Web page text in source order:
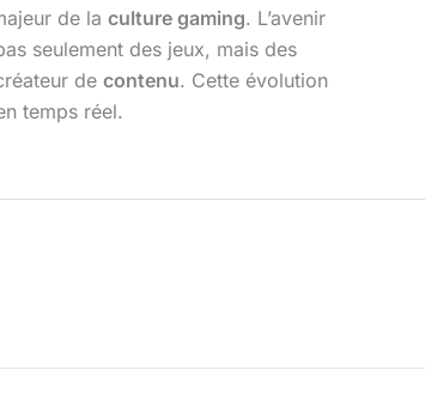
de la culture gaming. L’avenir
seulement des jeux, mais des
de contenu. Cette évolution
temps réel.